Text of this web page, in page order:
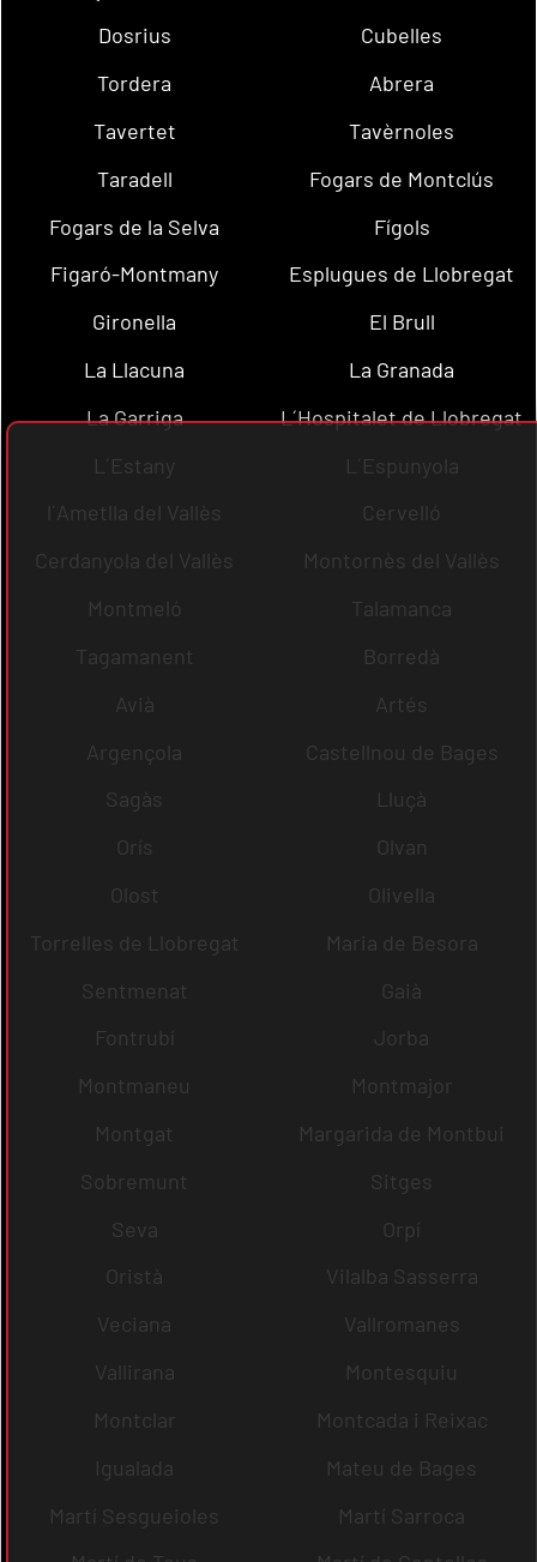
Dosrius
Cubelles
Tordera
Abrera
Tavertet
Tavèrnoles
Taradell
Fogars de Montclús
Fogars de la Selva
Fígols
Figaró-Montmany
Esplugues de Llobregat
Gironella
El Brull
La Llacuna
La Granada
La Garriga
L´Hospitalet de Llobregat
L´Estany
L´Espunyola
l´Ametlla del Vallès
Cervelló
Cerdanyola del Vallès
Montornès del Vallès
Montmeló
Talamanca
Tagamanent
Borredà
Avià
Artés
Argençola
Castellnou de Bages
Sagàs
Lluçà
Orís
Olvan
Olost
Olivella
Torrelles de Llobregat
Maria de Besora
Sentmenat
Gaià
Fontrubí
Jorba
Montmaneu
Montmajor
Montgat
Margarida de Montbui
Sobremunt
Sitges
Seva
Orpí
Oristà
Vilalba Sasserra
Veciana
Vallromanes
Vallirana
Montesquiu
Montclar
Montcada i Reixac
Igualada
Mateu de Bages
Martí Sesgueioles
Martí Sarroca